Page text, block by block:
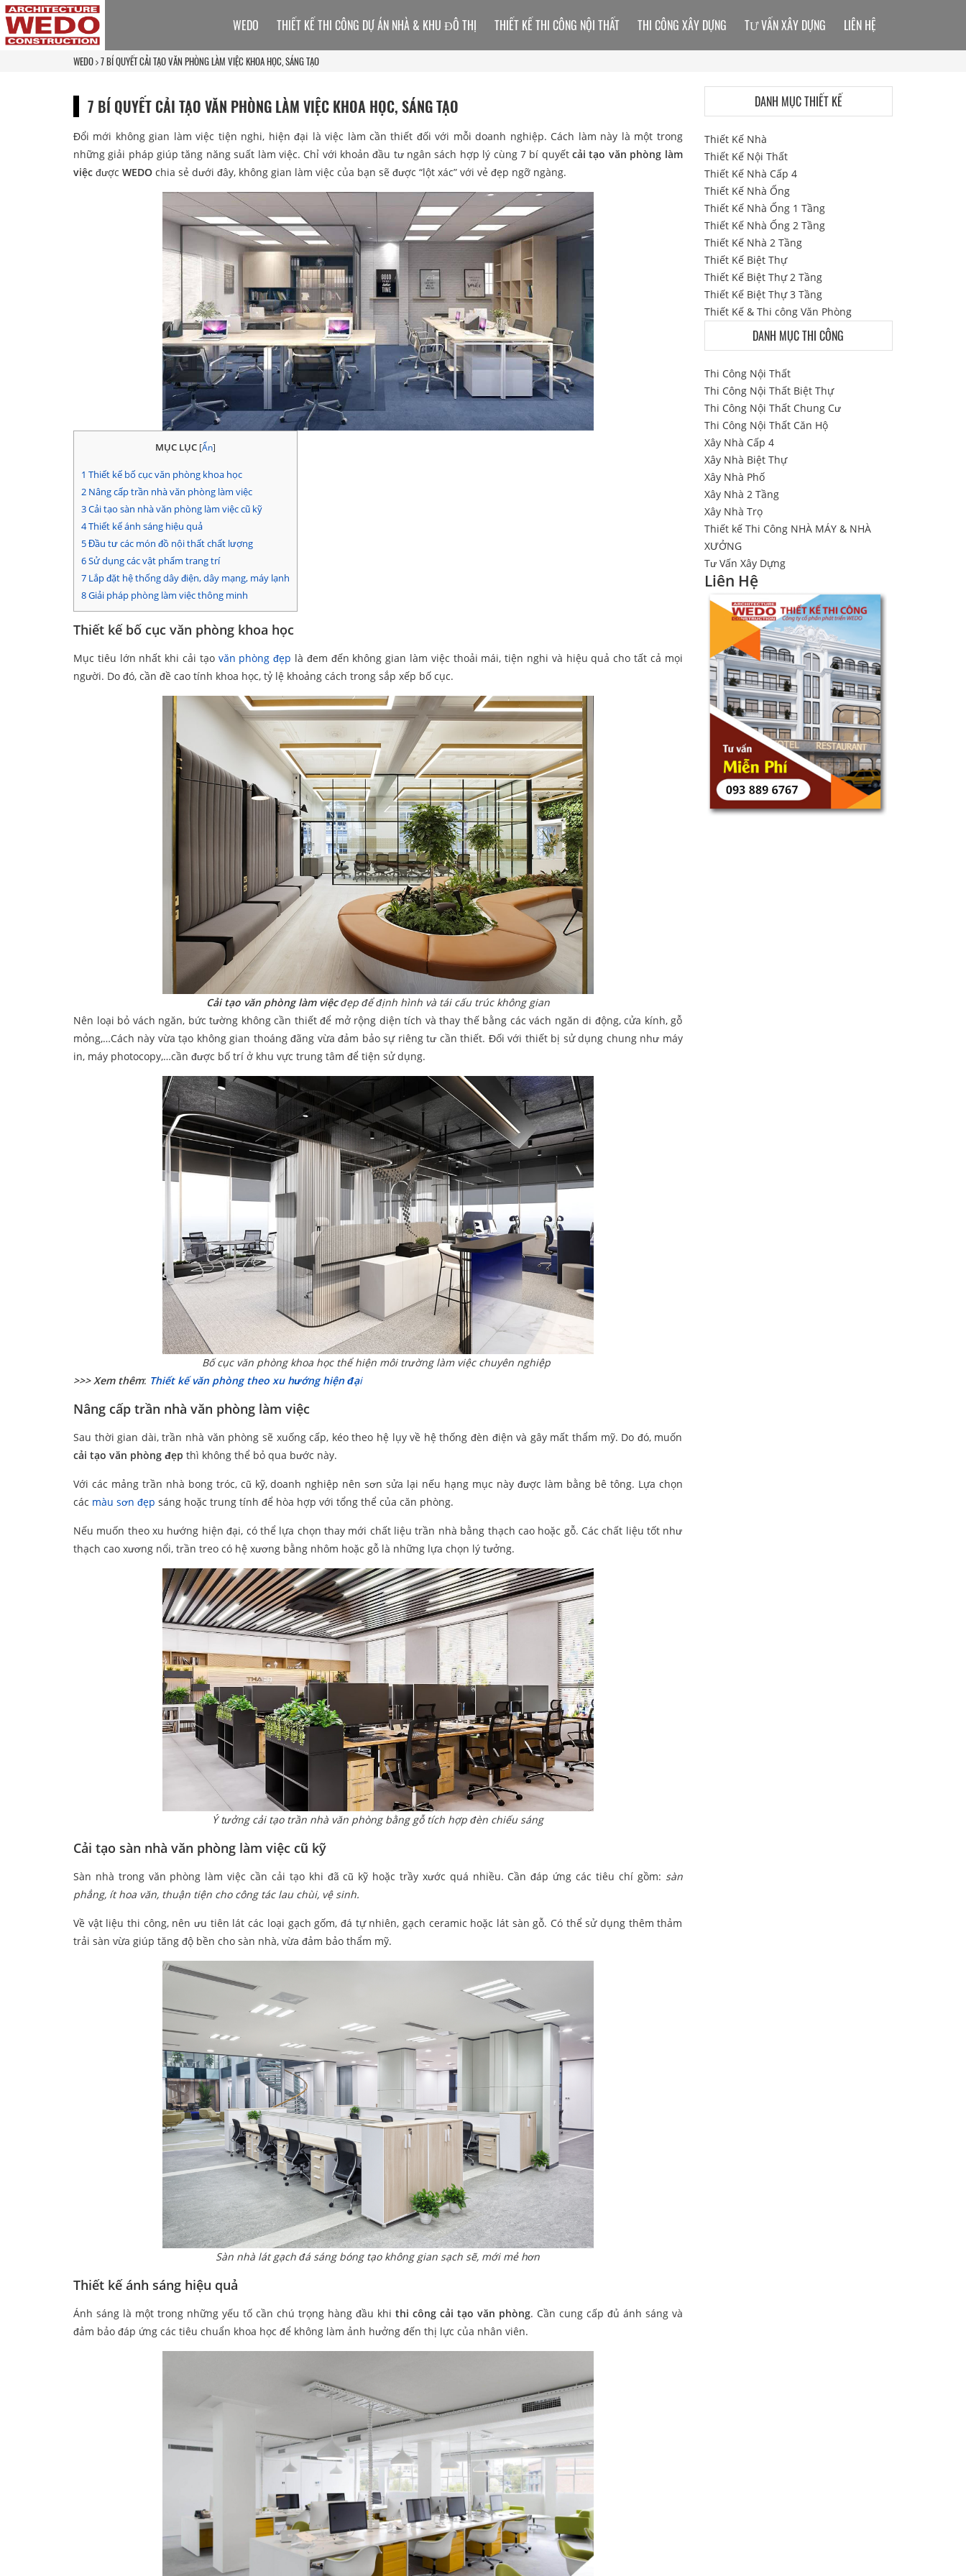
WEDO 7 BÍ QUYẾT CẢI TẠO VĂN PHÒNG LÀM VIỆC KHOA HỌC, SÁNG TẠO
7 BÍ QUYẾT CẢI TẠO VĂN PHÒNG LÀM VIỆC KHOA HỌC, SÁNG TẠO
Đổi mới không gian làm việc tiện nghi, hiện đại là việc làm cần thiết đối với mỗi doanh nghiệp. Cách làm này là một trong
những giải pháp giúp tăng năng suất làm việc. Chỉ với khoản đầu tư ngân sách hợp lý cùng 7 bí quyếtcải tạo văn phòng làm
việc được WEDO chia sẻ dưới đây, không gian làm việc của bạn sẽ được “lột xác” với vẻ đẹp ngỡ ngàng.
MỤC LỤC [Ẩn]
1 Thiết kế bố cục văn phòng khoa học
2 Nâng cấp trần nhà văn phòng làm việc
3Cải tạo sàn nhà văn phòng làm việc cũ kỹ
4Thiết kế ánh sáng hiệu quả
5Đầu tư các món đồ nội thất chất lượng
6Sử dụng các vật phẩm trang trí
7 Lắp đặt hệ thống dây điện, dây mạng, máy lạnh
8Giải pháp phòng làm việc thông minh
Thiết kế bố cục văn phòng khoa học
Mục tiêu lớn nhất khi cải tạo văn phòng đẹp là đem đến không gian làm việc thoải mái, tiện nghi và hiệu quả cho tất cả mọi
người. Do đó, cần đề cao tính khoa học, tỷ lệ khoảng cách trong sắp xếp bố cục.
Cải tạo văn phòng làm việcđẹp để định hình và tái cấu trúc không gian
Nên loại bỏ vách ngăn, bức tường không cần thiết để mở rộng diện tích và thay thế bằng các vách ngăn di động, cửa kính, gỗ
mỏng,…Cách này vừa tạo không gian thoáng đãng vừa đảm bảo sự riêng tư cần thiết. Đối với thiết bị sử dụng chung như máy
in, máy photocopy,…cần được bố trí ở khu vực trung tâm để tiện sử dụng.
Bố cục văn phòng khoa học thể hiện môi trường làm việc chuyên nghiệp
>>> Xem thêm: Thiết kế văn phòng theo xu hướng hiện đại
Nâng cấp trần nhà văn phòng làm việc
Sau thời gian dài, trần nhà văn phòng sẽ xuống cấp, kéo theo hệ lụy về hệ thống đèn điện và gây mất thẩm mỹ. Do đó, muốn
cải tạo văn phòng đẹp thì không thể bỏ qua bước này.
Với các mảng trần nhà bong tróc, cũ kỹ, doanh nghiệp nên sơn sửa lại nếu hạng mục này được làm bằng bê tông. Lựa chọn
các màu sơn đẹp sáng hoặc trung tính để hòa hợp với tổng thể của căn phòng.
Nếu muốn theo xu hướng hiện đại, có thể lựa chọn thay mới chất liệu trần nhà bằng thạch cao hoặc gỗ. Các chất liệu tốt như
thạch cao xương nổi, trần treo có hệ xương bằng nhôm hoặc gỗ là những lựa chọn lý tưởng.
Ý tưởng cải tạo trần nhà văn phòng bằng gỗ tích hợp đèn chiếu sáng
Cải tạo sàn nhà văn phòng làm việc cũ kỹ
Sàn nhà trong văn phòng làm việc cần cải tạo khi đã cũ kỹ hoặc trầy xước quá nhiều. Cần đáp ứng các tiêu chí gồm: sàn
phẳng, ít hoa văn, thuận tiện cho công tác lau chùi, vệ sinh.
Về vật liệu thi công, nên ưu tiên lát các loại gạch gốm, đá tự nhiên, gạch ceramic hoặc lát sàn gỗ. Có thể sử dụng thêm thảm
trải sàn vừa giúp tăng độ bền cho sàn nhà, vừa đảm bảo thẩm mỹ.
Sàn nhà lát gạch đá sáng bóng tạo không gian sạch sẽ, mới mẻ hơn
Thiết kế ánh sáng hiệu quả
Ánh sáng là một trong những yếu tố cần chú trọng hàng đầu khi thi công cải tạo văn phòng. Cần cung cấp đủ ánh sáng và
đảm bảo đáp ứng các tiêu chuẩn khoa học để không làm ảnh hưởng đến thị lực của nhân viên.
WEDO THIẾT KẾ THI CÔNG DỰ ÁN NHÀ & KHU ĐÔ THỊ THIẾT KẾ THI CÔNG NỘI THẤT THI CÔNG XÂY DỰNG TƯ VẤN XÂY DỰNG LIÊN HỆ
DANH MỤC THIẾT KẾ
Thiết Kế Nhà
Thiết Kế Nội Thất
Thiết Kế Nhà Cấp 4
Thiết Kế Nhà Ống
Thiết Kế Nhà Ống 1 Tầng
Thiết Kế Nhà Ống 2 Tầng
Thiết Kế Nhà 2 Tầng
Thiết Kế Biệt Thự
Thiết Kế Biệt Thự 2 Tầng
Thiết Kế Biệt Thự 3 Tầng
Thiết Kế & Thi công Văn Phòng
DANH MỤC THI CÔNG
Thi Công Nội Thất
Thi Công Nội Thất Biệt Thự
Thi Công Nội Thất Chung Cư
Thi Công Nội Thất Căn Hộ
Xây Nhà Cấp 4
Xây Nhà Biệt Thự
Xây Nhà Phố
Xây Nhà 2 Tầng
Xây Nhà Trọ
Thiết kế Thi Công NHÀ MÁY & NHÀ
XƯỞNG
Tư Vấn Xây Dựng
Liên Hệ